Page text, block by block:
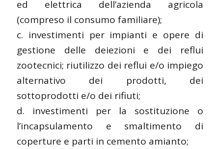
ed elettrica dell’azienda agricola
(compreso il consumo familiare);
c. investimenti per impianti e opere di
gestione delle deiezioni e dei reflui
zootecnici; riutilizzo dei reflui e/o impiego
alternativo dei prodotti, dei
sottoprodotti e/o dei rifiuti;
d. investimenti per la sostituzione o
l’incapsulamento e smaltimento di
coperture e parti in cemento amianto;